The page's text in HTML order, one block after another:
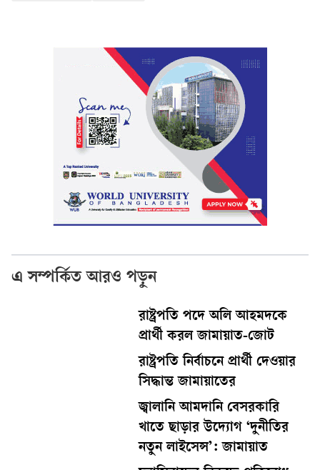
এ সম্পর্কিত আরও পড়ুন
রাষ্ট্রপতি পদে অলি আহমদকে
প্রার্থী করল জামায়াত-জোট
রাষ্ট্রপতি নির্বাচনে প্রার্থী দেওয়ার
সিদ্ধান্ত জামায়াতের
জ্বালানি আমদানি বেসরকারি
খাতে ছাড়ার উদ্যোগ ‘দুনীতির
নতুন লাইসেন্স’: জামায়াত